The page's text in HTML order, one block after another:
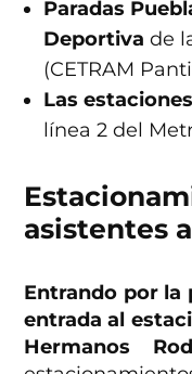
Paradas
Deportiva de
(CETRAM
Las
línea 2 del
asistentes
Entrando por la
entrada al
Hermanos